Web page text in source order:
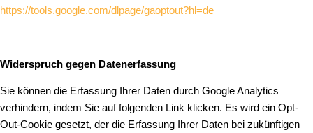
https://tools.google.com/dlpage/gaoptout?hl=de
Widerspruch gegen Datenerfassung
Sie können die Erfassung Ihrer Daten durch Google Analytics
verhindern, indem Sie auf folgenden Link klicken. Es wird ein Opt-
Out-Cookie gesetzt, der die Erfassung Ihrer Daten bei zukünftigen